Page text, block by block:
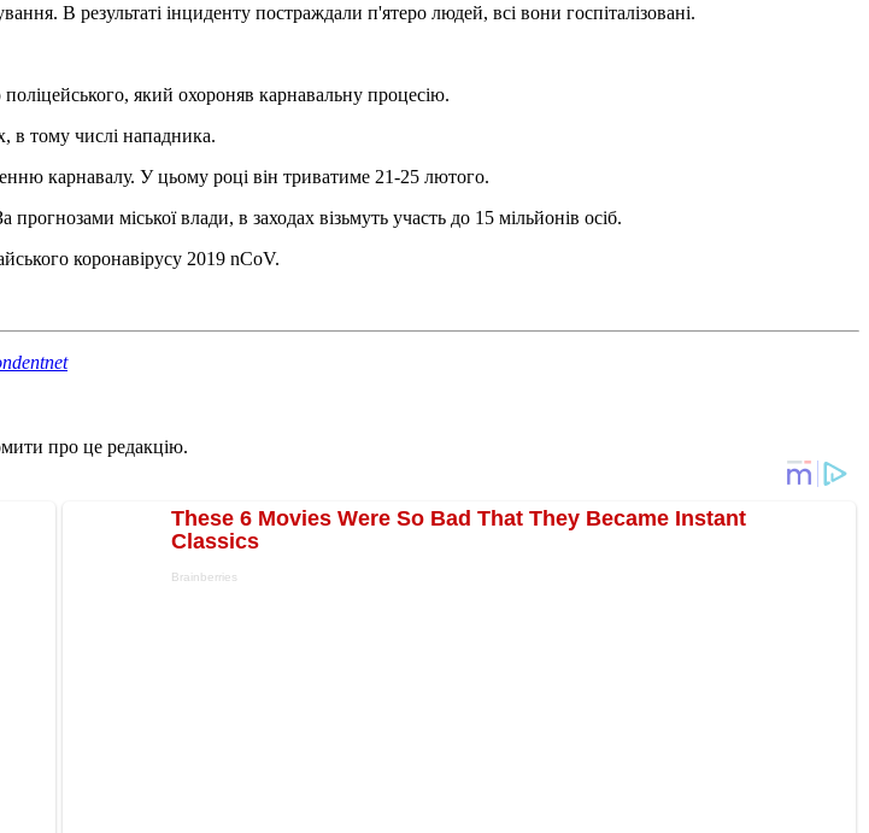
В результаті інциденту постраждали п'ятеро людей, всі вони госпіталізовані.
який охороняв карнавальну процесію.
в тому числі нападника.
карнавалу. У цьому році він триватиме 21-25 лютого.
міської влади, в заходах візьмуть участь до 15 мільйонів осіб.
коронавірусу 2019 nCoV.
про це редакцію.